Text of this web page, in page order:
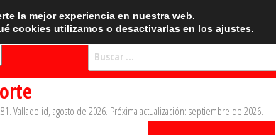
BUSCADOR
Valladolid, agosto de 2026. Próxima actualización: septiembre de 2026.
la mejor experiencia en nuestra web.
cookies utilizamos o desactivarlas en losajustes.